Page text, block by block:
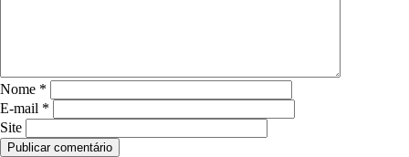
Nome *
E-mail *
Site